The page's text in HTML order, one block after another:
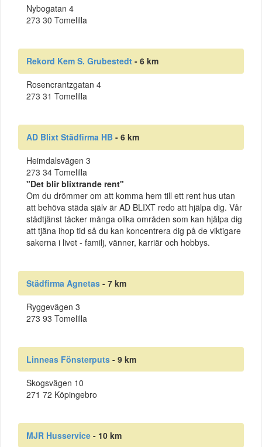
Nybogatan 4
273 30 Tomelilla
Rekord Kem S. Grubestedt - 6 km
Rosencrantzgatan 4
273 31 Tomelilla
AD Blixt Städfirma HB - 6 km
Heimdalsvägen 3
273 34 Tomelilla
"Det blir blixtrande rent"
Om du drömmer om att komma hem till ett rent hus utan
att behöva städa själv är AD BLIXT redo att hjälpa dig. Vår
städtjänst täcker många olika områden som kan hjälpa dig
att tjäna ihop tid så du kan koncentrera dig på de viktigare
sakerna i livet - familj, vänner, karriär och hobbys.
Städfirma Agnetas - 7 km
Ryggevägen 3
273 93 Tomelilla
Linneas Fönsterputs - 9 km
Skogsvägen 10
271 72 Köpingebro
MJR Husservice - 10 km